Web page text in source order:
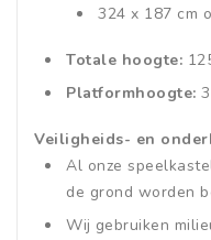
324 x 187 cm
Totale hoogte:
Platformhoogte:
Veiligheids- en
Al onze
de grond worden
Wij gebruiken